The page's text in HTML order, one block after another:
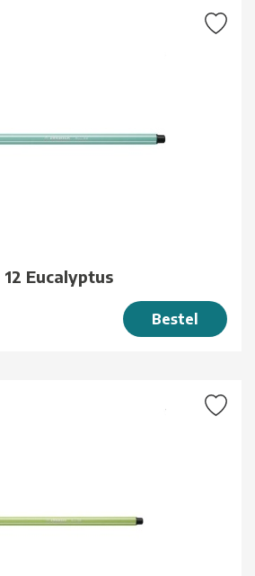
Eucalyptus
Bestel